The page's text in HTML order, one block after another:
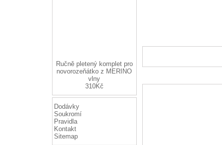
Ručně pletený komplet pro
novorozeňátko z MERINO
vlny
310Kč
Dodávky
Soukromí
Pravidla
Kontakt
Sitemap